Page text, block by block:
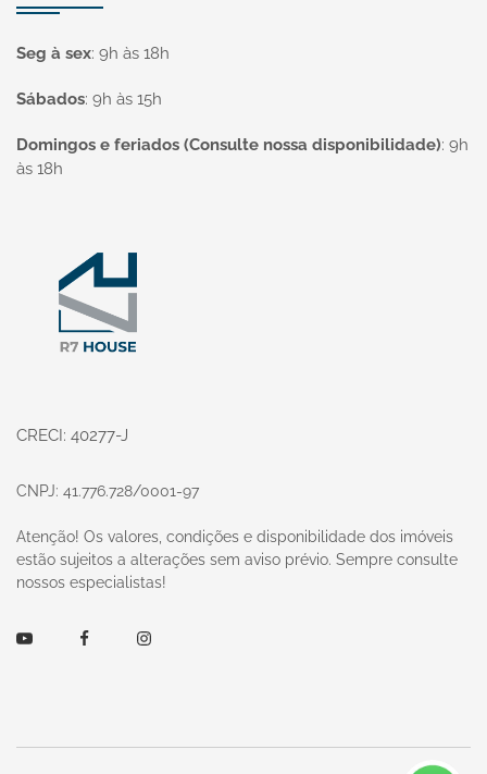
Seg à sex: 9h às 18h
Sábados: 9h às 15h
Domingos e feriados (Consulte nossa disponibilidade): 9h
às 18h
CRECI: 40277-J
CNPJ: 41.776.728/0001-97
Atenção! Os valores, condições e disponibilidade dos imóveis
estão sujeitos a alterações sem aviso prévio. Sempre consulte
nossos especialistas!
Youtube FacebookInstagram